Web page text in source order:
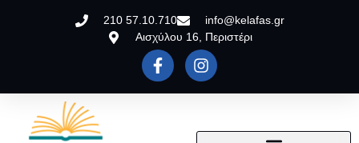
210 57.10.710
info@kelafas.gr
Αισχύλου 16, Περιστέρι